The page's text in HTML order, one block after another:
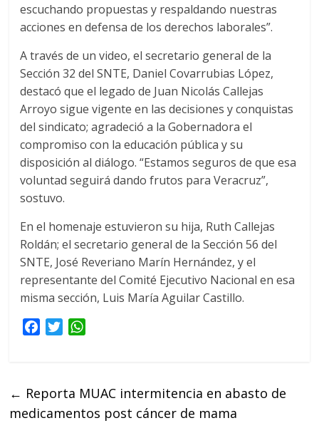
escuchando propuestas y respaldando nuestras
acciones en defensa de los derechos laborales”.
A través de un video, el secretario general de la
Sección 32 del SNTE, Daniel Covarrubias López,
destacó que el legado de Juan Nicolás Callejas
Arroyo sigue vigente en las decisiones y conquistas
del sindicato; agradeció a la Gobernadora el
compromiso con la educación pública y su
disposición al diálogo. “Estamos seguros de que esa
voluntad seguirá dando frutos para Veracruz”,
sostuvo.
En el homenaje estuvieron su hija, Ruth Callejas
Roldán; el secretario general de la Sección 56 del
SNTE, José Reveriano Marín Hernández, y el
representante del Comité Ejecutivo Nacional en esa
misma sección, Luis María Aguilar Castillo.
b
o
T
t
e
s
A
← Reporta MUAC intermitencia en abasto de
medicamentos post cáncer de mama